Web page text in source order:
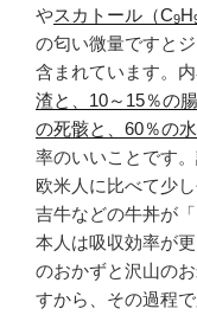
やスカトール（C9H
の匂い微量ですと
含まれています。
渣と、10～15％の
の死骸と、60％の水
率のいいことです
欧米人に比べて少
吉牛などの牛丼が
本人は吸収効率が
のおかずと沢山の
すから、その過程